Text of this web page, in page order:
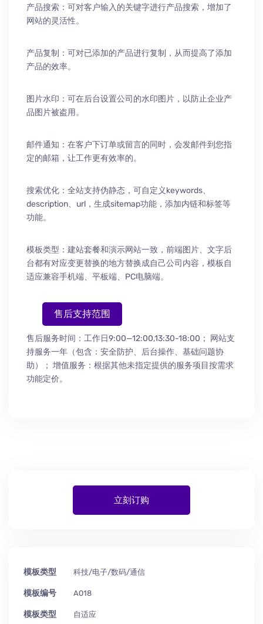
产品搜索：可对客户输入的关键字进行产品搜索，增加了
网站的灵活性。
产品复制：可对已添加的产品进行复制，从而提高了添加
产品的效率。
图片水印：可在后台设置公司的水印图片，以防止企业产
品图片被盗用。
邮件通知：在客户下订单或留言的同时，会发邮件到您指
定的邮箱，让工作更有效率的。
搜索优化：全站支持伪静态，可自定义keywords、
description、url，生成sitemap功能，添加内链和标签等
功能。
模板类型：建站套餐和演示网站一致，前端图片、文字后
台都有对应变更替换的地方替换成自己公司内容，模板自
适应兼容手机端、平板端、PC电脑端。
售后支持范围
售后服务时间：工作日9:00—12:00,13:30-18:00；
网站支
持服务一年（包含：安全防护、 后台操作、 基础问题协
助）
； 增值服务：根据其他未指定提供的服务项目按需求
功能定价。
立刻订购
模板类型 科技/电子/数码/通信
模板编号 A018
模板类型 自适应